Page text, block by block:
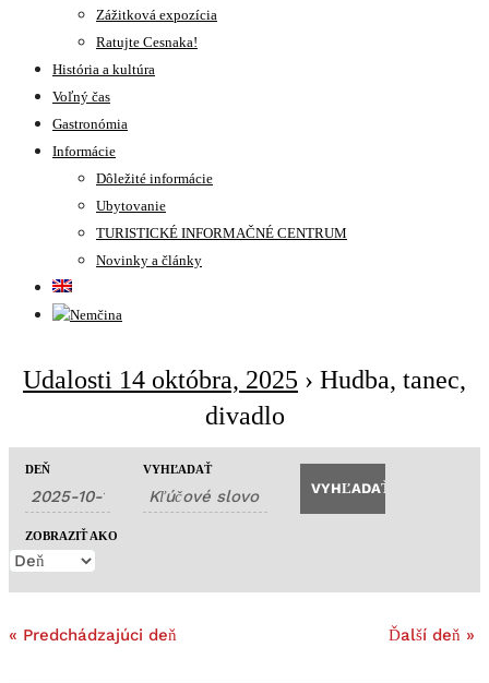
Zážitková expozícia
Ratujte Cesnaka!
História a kultúra
Voľný čas
Gastronómia
Informácie
Dôležité informácie
Ubytovanie
TURISTICKÉ INFORMAČNÉ CENTRUM
Novinky a články
Udalosti 14 októbra, 2025 › Hudba, tanec,
divadlo
Udalosti
Search
and
Views
Navigation
Udalosti
Hľadať
DEŇ VYHĽADAŤ
Udalosť
Navigácie
Zobrazení
ZOBRAZIŤ AKO
« Predchádzajúci deň Ďalší deň »